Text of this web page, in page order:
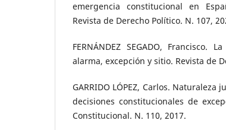
emergencia constitucional en
Revista de Derecho Político. N. 107,
FERNÁNDEZ SEGADO,
alarma, excepción y sitio. Revista de
GARRIDO LÓPEZ, Carlos.
decisiones constitucionales de
Constitucional. N. 110, 2017.